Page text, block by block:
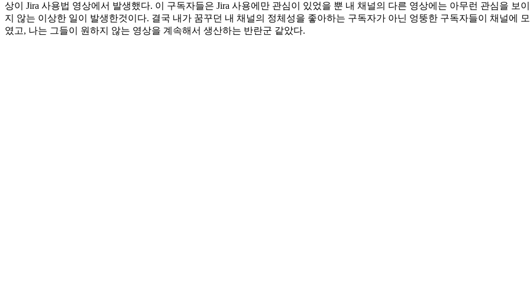
상이 Jira 사용법 영상에서 발생했다. 이 구독자들은 Jira 사용에만 관심이 있었을 뿐 내 채널의 다른 영상에는 아무런 관심을 보이
지 않는 이상한 일이 발생한것이다. 결국 내가 꿈꾸던 내 채널의 정체성을 좋아하는 구독자가 아닌 엉뚱한 구독자들이 채널에 모
였고, 나는 그들이 원하지 않는 영상을 계속해서 생산하는 반란군 같았다.